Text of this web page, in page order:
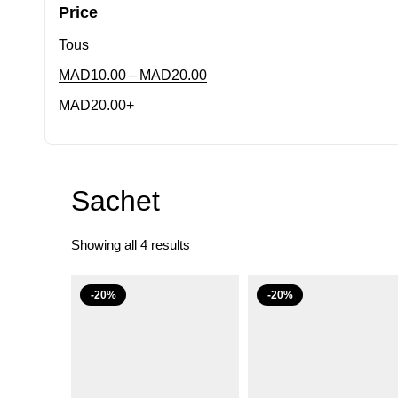
Price
Tous
MAD10.00– MAD20.00
MAD20.00+
Sachet
Showing all 4 results
-20% -20%